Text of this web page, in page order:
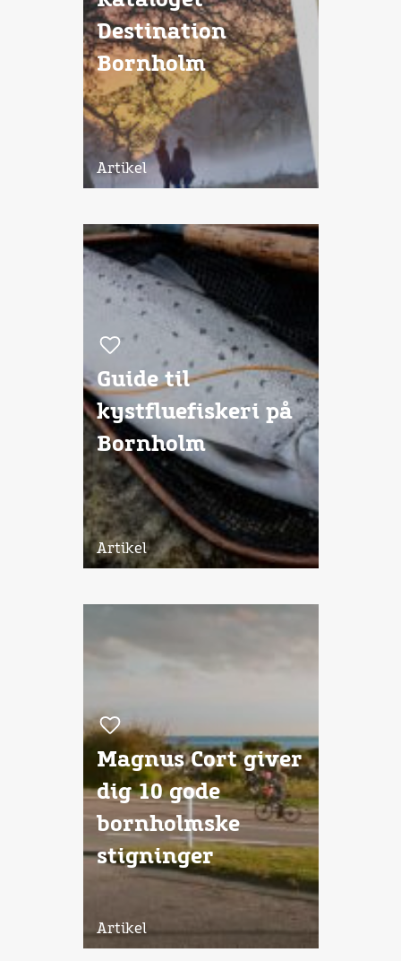
Destination
Bornholm
Artikel
Guide til
kystfluefiskeri på
Bornholm
Artikel
Magnus Cort giver
dig 10 gode
bornholmske
stigninger
Artikel